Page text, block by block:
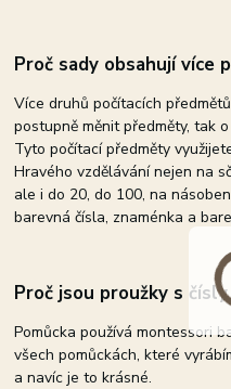
Proč sady obsahují více
Více druhů počítacích
postupně měnit předměty, tak
Tyto počítací předměty
Hravého vzdělávání nejen na
ale i do 20, do 100, na
barevná čísla, znaménka a
Proč jsou proužky s
Pomůcka používá montessori
všech pomůckách, které
a navíc je to krásné.